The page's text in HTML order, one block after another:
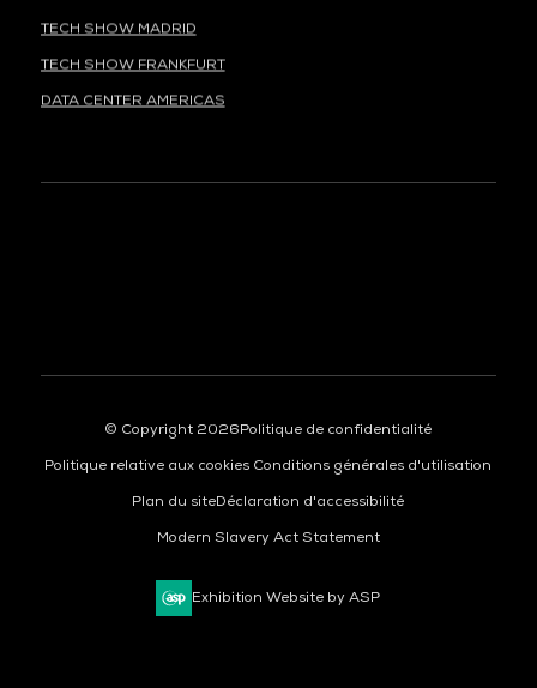
TECH SHOW MADRID
TECH SHOW FRANKFURT
DATA CENTER AMERICAS
© Copyright 2026Politique de confidentialité
Politique relative aux cookies Conditions générales d'utilisation
Plan du siteDéclaration d'accessibilité
Modern Slavery Act Statement
Exhibition Website by ASP